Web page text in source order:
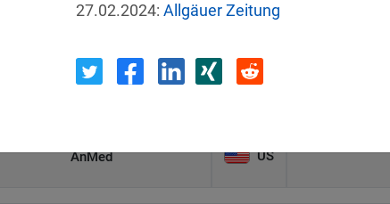
Brown Health Medical Group-MA US
AnMed US
27.02.2024: Allgäuer Zeitung